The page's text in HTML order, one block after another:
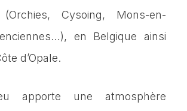
Cysoing, Mons-en-
en Belgique ainsi
d’Opale.
apporte une atmosphère